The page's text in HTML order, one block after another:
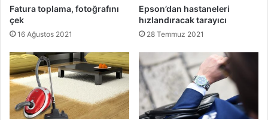
Fatura toplama, fotoğrafını
çek
16 Ağustos 2021
Epson’dan hastaneleri
hızlandıracak tarayıcı
28 Temmuz 2021